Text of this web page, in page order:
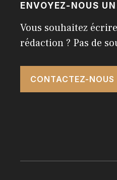
ENVOYEZ-NOUS
Vous souhaitez
rédaction ? Pas de
CONTACTEZ-NOUS